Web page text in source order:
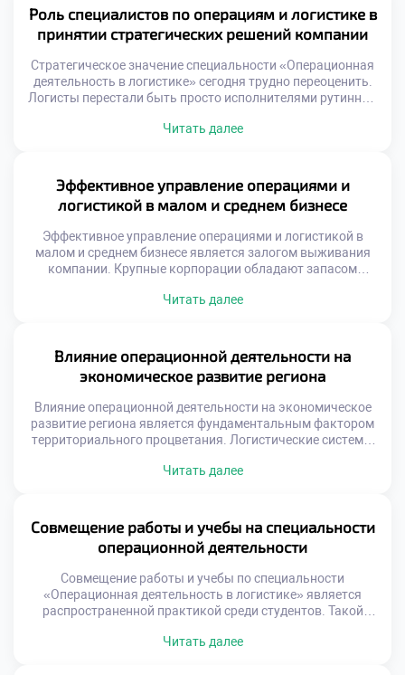
строится на строгих нормативных рамках. Знание
стандартов является фундаментом профессиональной
компетентности будущего специалиста. Стандартизация
обеспечивает предсказуемость […]
Роль специалистов по операциям и логистике в
принятии стратегических решений компании
Стратегическое значение специальности «Операционная
деятельность в логистике» сегодня трудно переоценить.
Логисты перестали быть просто исполнителями рутинных
формирования стратегии развития бизнеса.
возможностей любая стратегия обречена на провал.
Современный рынок требует скорости и гибкости от
компаний. Конкурентное преимущество создается […]
Читать далее
Эффективное управление операциями и
логистикой в малом и среднем бизнесе
Эффективное управление операциями и логистикой в
малом и среднем бизнесе является залогом выживания
компании. Крупные корпорации обладают запасом
каждому сбою. Грамотная организация процессов
локальном рынке. Оптимизация операций напрямую
влияет на прибыльность предприятия. Выпускники с
такими навыками ценятся работодателями особенно […]
Читать далее
Влияние операционной деятельности на
экономическое развитие региона
Влияние операционной деятельности на экономическое
развитие региона является фундаментальным фактором
территориального процветания. Логистические системы
социальной сферы. Эффективность управления потоками
устойчивое развитие бизнеса и инфраструктуры.
Понимание этой роли формирует ответственное
отношение к будущей профессии у студентов.
Региональная экономика зависит от скорости
оборачиваемости […]
Читать далее
Совмещение работы и учебы на специальности
операционной деятельности
Совмещение работы и учебы по специальности
«Операционная деятельность в логистике» является
распространенной практикой среди студентов. Такой
освоением профессии. Работодатели в сфере логистики
Читать далее